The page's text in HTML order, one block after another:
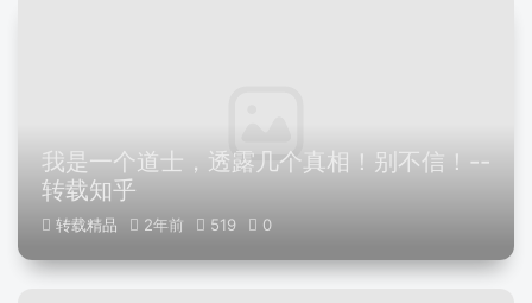
我是一个道士，透露几个真相！别不信！--
转载知乎
转载精品 2年前 519 0